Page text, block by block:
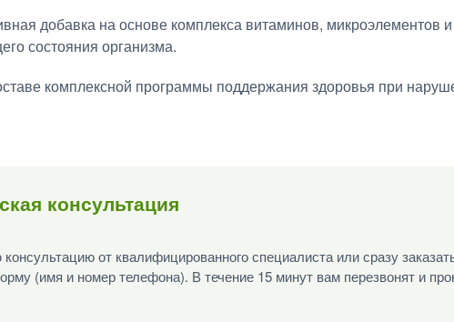
добавка на основе комплекса витаминов, микроэлементов
состояния организма.
комплексной программы поддержания здоровья при
консультация
от квалифицированного специалиста или сразу
(имя и номер телефона). В течение 15 минут вам перезвонят и